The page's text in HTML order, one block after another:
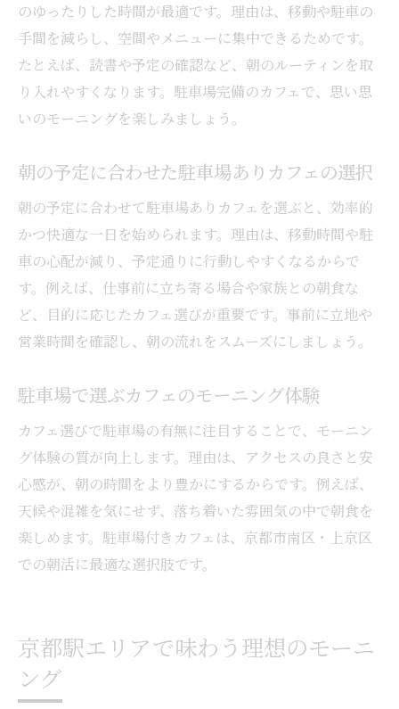
のゆったりした時間が最適です。理由は、移動や駐車の
手間を減らし、空間やメニューに集中できるためです。
たとえば、読書や予定の確認など、朝のルーティンを取
り入れやすくなります。駐車場完備のカフェで、思い思
いのモーニングを楽しみましょう。
朝の予定に合わせた駐車場ありカフェの選択
朝の予定に合わせて駐車場ありカフェを選ぶと、効率的
かつ快適な一日を始められます。理由は、移動時間や駐
車の心配が減り、予定通りに行動しやすくなるからで
す。例えば、仕事前に立ち寄る場合や家族との朝食な
ど、目的に応じたカフェ選びが重要です。事前に立地や
営業時間を確認し、朝の流れをスムーズにしましょう。
駐車場で選ぶカフェのモーニング体験
カフェ選びで駐車場の有無に注目することで、モーニン
グ体験の質が向上します。理由は、アクセスの良さと安
心感が、朝の時間をより豊かにするからです。例えば、
天候や混雑を気にせず、落ち着いた雰囲気の中で朝食を
楽しめます。駐車場付きカフェは、京都市南区・上京区
での朝活に最適な選択肢です。
京都駅エリアで味わう理想のモーニ
ング